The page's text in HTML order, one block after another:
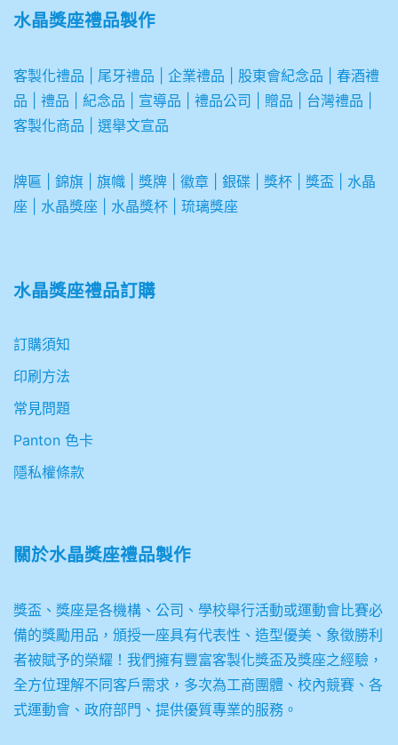
水晶獎座禮品製作
客製化禮品 尾牙禮品 企業禮品 股東會紀念品
春酒禮
品
禮品 紀念品 宣導品 禮品公司 贈品 台灣禮品
客製化商品
選舉文宣品
牌匾 錦旗 旗幟 獎牌 徽章 銀碟 獎杯 獎盃
水晶
座
水晶獎座 水晶獎杯 琉璃獎座
水晶獎座禮品訂購
訂購須知
印刷方法
常見問題
Panton 色卡
隱私權條款
關於水晶獎座禮品製作
獎盃、獎座是各機構、公司、學校舉行活動或運動會比賽必
備的獎勵用品，頒授一座具有代表性、造型優美、象徵勝利
者被賦予的榮耀！我們擁有豐富客製化獎盃及獎座之經驗，
全方位理解不同客戶需求，多次為工商團體、校內競賽、各
式運動會、政府部門、提供優質專業的服務。